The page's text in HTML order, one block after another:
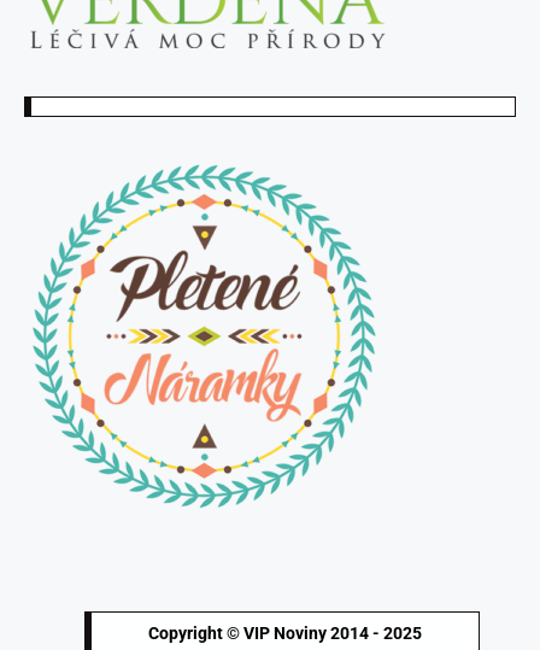
Copyright © VIP Noviny 2014 - 2025